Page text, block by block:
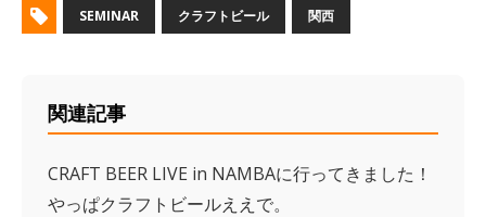
SEMINAR クラフトビール 関西
関連記事
CRAFT BEER LIVE in NAMBAに行ってきました！
やっぱクラフトビールええで。